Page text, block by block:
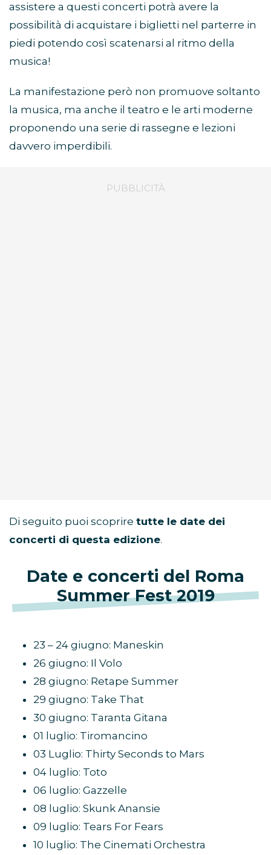
assistere a questi concerti potrà avere la
possibilità di acquistare i biglietti nel parterre in
piedi potendo così scatenarsi al ritmo della
musica!
La manifestazione però non promuove soltanto
la musica, ma anche il teatro e le arti moderne
proponendo una serie di rassegne e lezioni
davvero imperdibili.
Di seguito puoi scoprire tutte le date dei
concerti di questa edizione.
Date e concerti del Roma
Summer Fest 2019
23 – 24 giugno: Maneskin
26 giugno: Il Volo
28 giugno: Retape Summer
29 giugno: Take That
30 giugno: Taranta Gitana
01 luglio: Tiromancino
03 Luglio: Thirty Seconds to Mars
04 luglio: Toto
06 luglio: Gazzelle
08 luglio: Skunk Anansie
09 luglio: Tears For Fears
10 luglio: The Cinemati Orchestra